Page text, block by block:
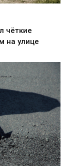
чёткие
на улице